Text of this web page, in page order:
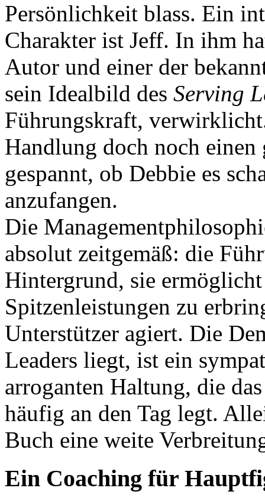
Persönlichkeit blass. Ein
Charakter ist Jeff. In ihm
Autor und einer der
sein Idealbild des Serving
Führungskraft,
Handlung doch noch
gespannt, ob Debbie es
anzufangen.
Die
absolut zeitgemäß: die
Hintergrund, sie
Spitzenleistungen zu
Unterstützer agiert. Die
Leaders liegt, ist ein
arroganten Haltung, die
häufig an den Tag legt.
Buch eine weite
Ein Coaching für